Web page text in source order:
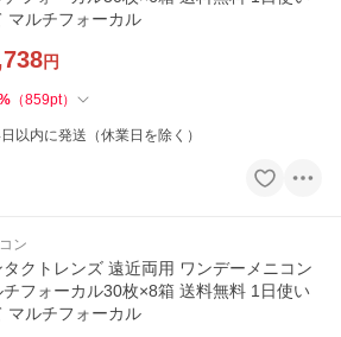
マルチフォーカル
円
（859pt）
以内に発送（休業日を除く）
ン
タクトレンズ 遠近両用 ワンデーメニコン
チフォーカル30枚×8箱 送料無料 1日使い
マルチフォーカル